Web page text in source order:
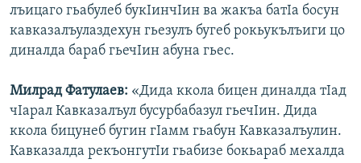
лъицаго гьабулеб букIинчIин ва жакъа батIа босун
кавказалъулаздехун гьезулъ бугеб рокьукълъиги цо
диналда бараб гьечIин абуна гьес.
Милрад Фатулаев: «Дида ккола бицен диналда тIад
чIарал Кавказалъул бусурбабазул гьечIин. Дида
ккола бицунеб бугин гIамм гьабун Кавказалъулин.
Кавказалда рекъонгутIи гьабизе бокьараб мехалда